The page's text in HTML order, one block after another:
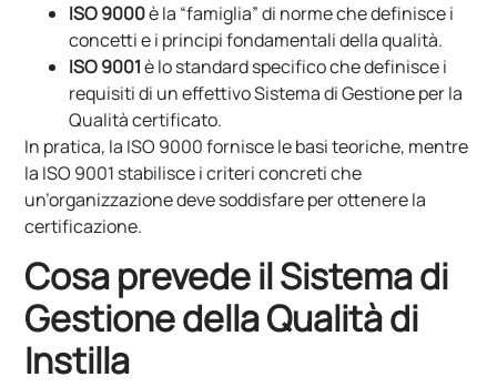
ISO 9000è la “famiglia” di norme che definisce i
concetti e i principi fondamentali della qualità.
ISO 9001è lo standard specifico che definisce i
requisiti di un effettivo Sistema di Gestione per la
Qualità certificato.
In pratica, la ISO 9000 fornisce le basi teoriche, mentre
la ISO 9001 stabilisce i criteri concreti che
un’organizzazione deve soddisfare per ottenere la
certificazione.
Cosa prevede il Sistema di
Gestione della Qualità di
Instilla